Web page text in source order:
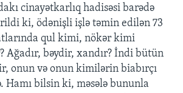
cinayətkarlıq hadisəsi barədə
ki, ödənişli işlə təmin edilən 73
qul kimi, nökər kimi
Ağadır, bəydir, xandır? İndi bütün
onun və onun kimilərin biabırçı
Hamı bilsin ki, məsələ bununla